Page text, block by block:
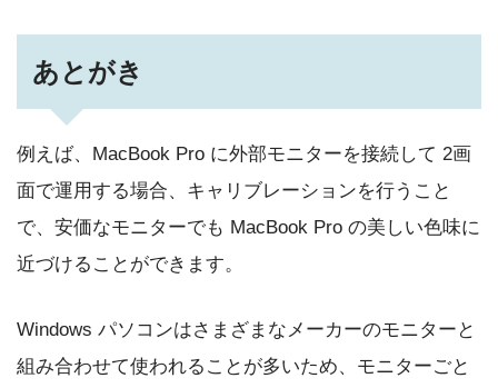
あとがき
例えば、MacBook Pro に外部モニターを接続して 2画
面で運用する場合、キャリブレーションを行うこと
で、安価なモニターでも MacBook Pro の美しい色味に
近づけることができます。
Windows パソコンはさまざまなメーカーのモニターと
組み合わせて使われることが多いため、モニターごと